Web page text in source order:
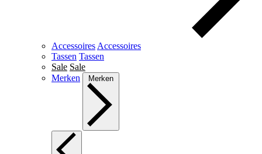
Accessoires Accessoires
Tassen Tassen
Sale Sale
Merken
Merken